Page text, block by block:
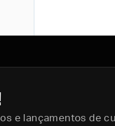
e lançamentos de